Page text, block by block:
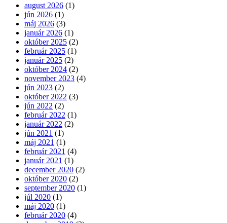
august 2026 (1)
jún 2026 (1)
máj 2026 (3)
január 2026 (1)
október 2025 (2)
február 2025 (1)
január 2025 (2)
október 2024 (2)
november 2023 (4)
jún 2023 (2)
október 2022 (3)
jún 2022 (2)
február 2022 (1)
január 2022 (2)
jún 2021 (1)
máj 2021 (1)
február 2021 (4)
január 2021 (1)
december 2020 (2)
október 2020 (2)
september 2020 (1)
júl 2020 (1)
máj 2020 (1)
február 2020 (4)